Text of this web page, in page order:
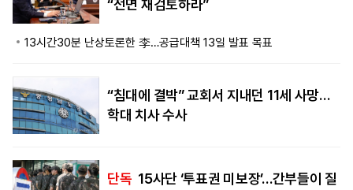
“전면 재검토하라”
13시간30분 난상토론한 李…공급대책 13일 발표 목표
“침대에 결박” 교회서 지내던 11세 사망…
학대 치사 수사
단독 15사단 ‘투표권 미보장’…간부들이 질